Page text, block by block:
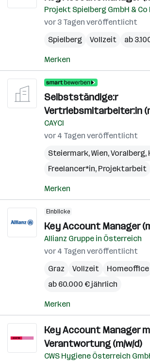
Projekt Spielberg GmbH & Co
vor 3 Tagen veröffentlicht
Spielberg
Vollzeit ab
Merken
Selbstständige:r
Vertriebsmitarbeiter:in
CAYCI
vor 4 Tagen veröffentlicht
Steiermark,Wien,Voralberg,
Freelancer*in, Projektarbeit
Merken
Einblicke
Key Account Manager
Allianz Gruppe in Österreich
vor 4 Tagen veröffentlicht
Graz
Vollzeit
Homeoffice
ab 60.000 € jährlich
Merken
Key Account Manager
Verantwortung (m/w/d)
CWS Hygiene Österreich